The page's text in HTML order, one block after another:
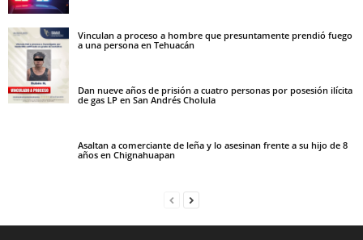
Vinculan a proceso a hombre que presuntamente prendió fuego
a una persona en Tehuacán
Dan nueve años de prisión a cuatro personas por posesión ilícita
de gas LP en San Andrés Cholula
Asaltan a comerciante de leña y lo asesinan frente a su hijo de 8
años en Chignahuapan